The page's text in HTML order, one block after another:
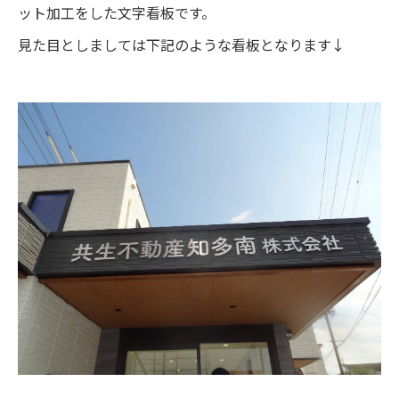
ット加工をした文字看板です。
見た目としましては下記のような看板となります↓